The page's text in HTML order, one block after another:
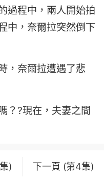
過程中，兩人開始拍
中，奈爾拉突然倒下
，奈爾拉遭遇了悲
？?現在，夫妻之間
) 下一頁 (第4集)